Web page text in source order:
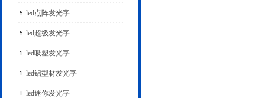
led点阵发光字
led超级发光字
led吸塑发光字
led铝型材发光字
led迷你发光字